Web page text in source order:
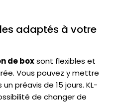
adaptés à votre
de boxsont flexibles et
Vous pouvez y mettre
préavis de 15 jours. KL-
de changer de